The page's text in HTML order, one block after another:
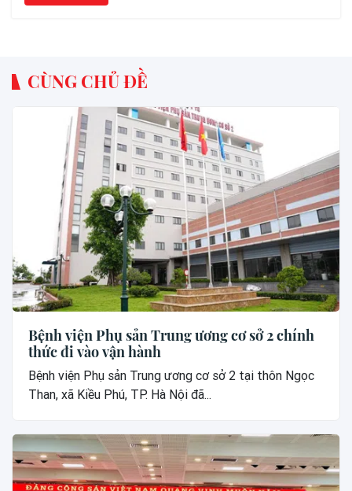
CÙNG CHỦ ĐỀ
Bệnh viện Phụ sản Trung ương cơ sở 2 chính
thức đi vào vận hành
Bệnh viện Phụ sản Trung ương cơ sở 2 tại thôn Ngọc
Than, xã Kiều Phú, TP. Hà Nội đã...